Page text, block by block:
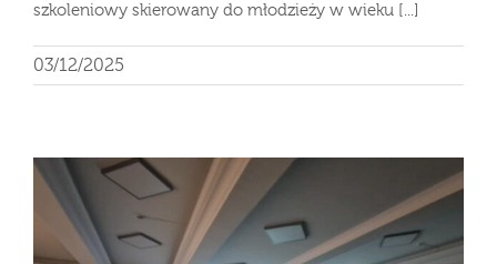
szkoleniowy skierowany do młodzieży w wieku [...]
03/12/2025